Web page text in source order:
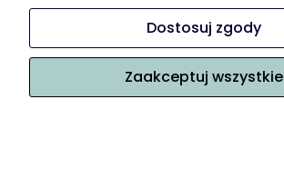
Kontakt i dane firmy
Dostosuj zgody
Zaakceptuj wszystkie